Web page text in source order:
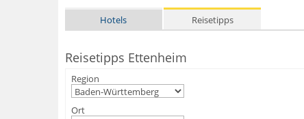
Hotels Reisetipps
Reisetipps Ettenheim
Region
Ort